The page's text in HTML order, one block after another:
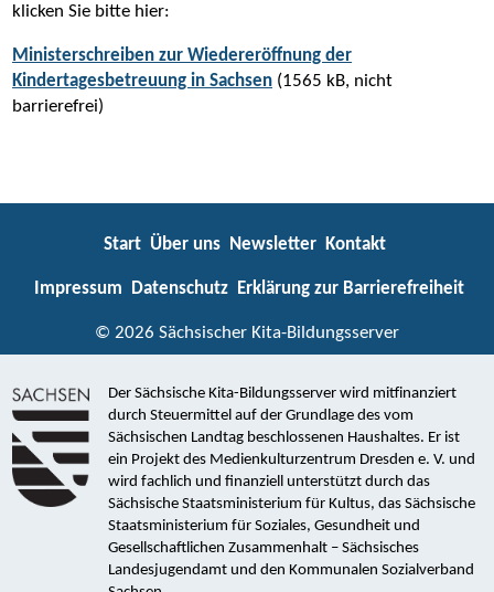
klicken Sie bitte hier:
Ministerschreiben zur Wiedereröffnung der
Kindertagesbetreuung in Sachsen (1565 kB, nicht
barrierefrei)
Start Über uns Newsletter Kontakt
Impressum Datenschutz Erklärung zur Barrierefreiheit
© 2026 Sächsischer Kita-Bildungsserver
Der Sächsische Kita-Bildungsserver wird mitfinanziert
durch Steuermittel auf der Grundlage des vom
Sächsischen Landtag beschlossenen Haushaltes. Er ist
ein Projekt des Medienkulturzentrum Dresden e. V. und
wird fachlich und finanziell unterstützt durch das
Sächsische Staatsministerium für Kultus, das Sächsische
Staatsministerium für Soziales, Gesundheit und
Gesellschaftlichen Zusammenhalt – Sächsisches
Landesjugendamt und den Kommunalen Sozialverband